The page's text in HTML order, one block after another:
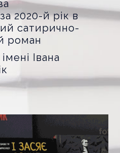
2020-й рік в
сатирично-
роман
Івана